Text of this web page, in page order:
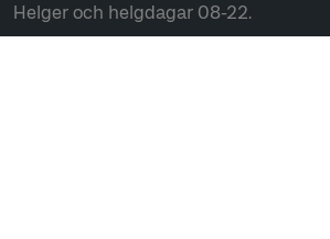
Helger och helgdagar 08-22.